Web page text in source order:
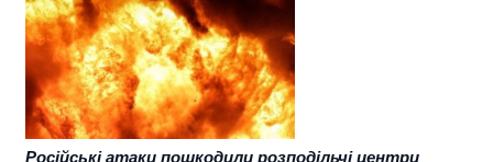
Російські атаки пошкодили розподільчі центри